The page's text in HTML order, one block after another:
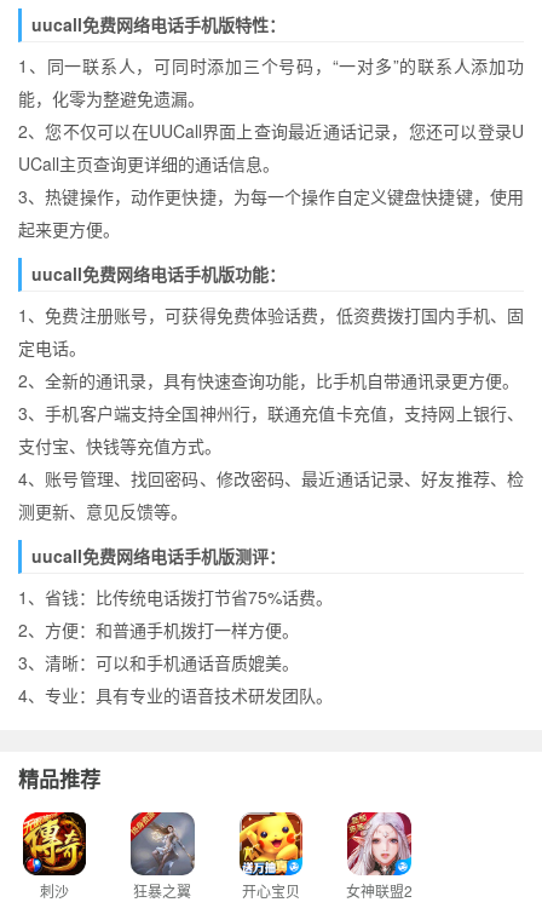
uucall免费网络电话手机版特性：
1、同一联系人，可同时添加三个号码，“一对多”的联系人添加功
能，化零为整避免遗漏。
2、您不仅可以在UUCall界面上查询最近通话记录，您还可以登录U
UCall主页查询更详细的通话信息。
3、热键操作，动作更快捷，为每一个操作自定义键盘快捷键，使用
起来更方便。
uucall免费网络电话手机版功能：
1、免费注册账号，可获得免费体验话费，低资费拨打国内手机、固
定电话。
2、全新的通讯录，具有快速查询功能，比手机自带通讯录更方便。
3、手机客户端支持全国神州行，联通充值卡充值，支持网上银行、
支付宝、快钱等充值方式。
4、账号管理、找回密码、修改密码、最近通话记录、好友推荐、检
测更新、意见反馈等。
uucall免费网络电话手机版测评：
1、省钱：比传统电话拨打节省75%话费。
2、方便：和普通手机拨打一样方便。
3、清晰：可以和手机通话音质媲美。
4、专业：具有专业的语音技术研发团队。
精品推荐
刺沙 狂暴之翼 开心宝贝 女神联盟2